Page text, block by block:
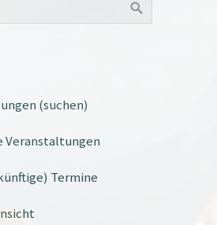
Outlook Live
(suchen)
Veranstaltungen
Termine